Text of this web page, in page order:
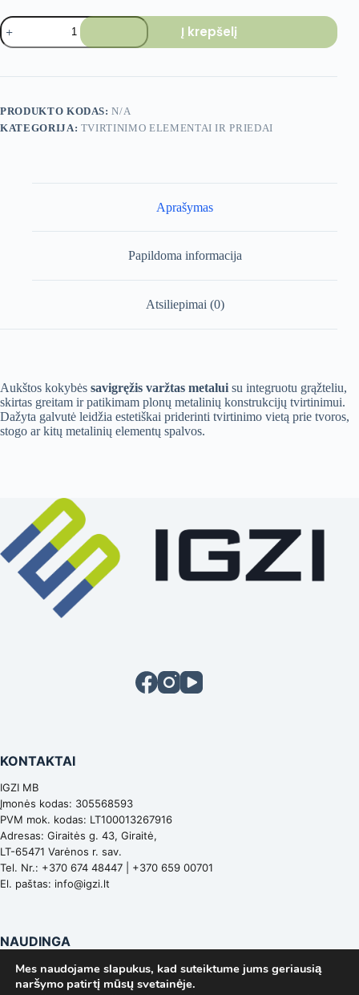
produkto
kiekis:
Savigręžis
metalui
–
dažytas
Į krepšelį
PRODUKTO KODAS:N/A
KATEGORIJA: TVIRTINIMO ELEMENTAI IR PRIEDAI
Aprašymas
Papildoma informacija
Atsiliepimai (0)
Aukštos kokybės savigręžis varžtas metalui su integruotu grąžteliu,
skirtas greitam ir patikimam plonų metalinių konstrukcijų tvirtinimui.
Dažyta galvutė leidžia estetiškai priderinti tvirtinimo vietą prie tvoros,
stogo ar kitų metalinių elementų spalvos.
KONTAKTAI
IGZI MB
Įmonės kodas: 305568593
PVM mok. kodas: LT100013267916
Adresas: Giraitės g. 43, Giraitė,
LT-65471 Varėnos r. sav.
Tel. Nr.: +370 674 48447
+370 659 00701
El. paštas: info@igzi.lt
NAUDINGA
PAGRINDINIS
PARDUOTUVĖ
Mes naudojame slapukus, kad suteiktume jums geriausią
naršymo patirtį mūsų svetainėje.